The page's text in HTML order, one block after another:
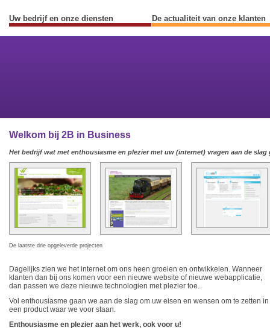
Uw bedrijf en onze diensten De actualiteit van onze klanten
Welkom bij 2B in Business
Het bedrijf wat met enthousiasme en plezier met uw (internet) vragen aan de slag
De laatste drie opgeleverde projecten
Dagelijks zien we het internet om ons heen groeien en ontwikkelen. Wanneer
klanten dan bij ons komen voor een nieuwe website of nieuwe webapplicatie,
dan passen we deze nieuwe technologien met plezier toe.
Vol enthousiasme gaan we aan de slag om uw eisen en wensen om te zetten in
een product waar we voor staan.
Enthousiasme en plezier aan het werk, ook voor u!